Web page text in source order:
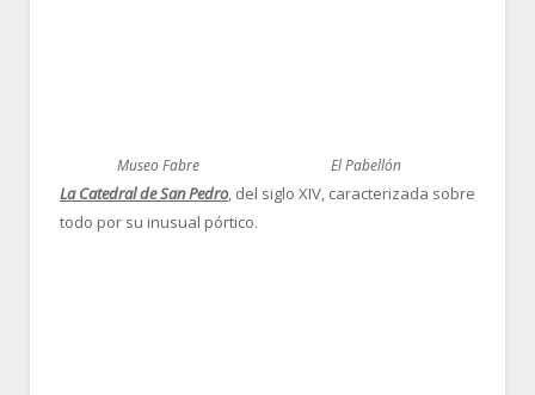
Museo Fabre El Pabellón
La Catedral de San Pedro, del siglo XIV, caracterizada sobre
todo por su inusual pórtico.